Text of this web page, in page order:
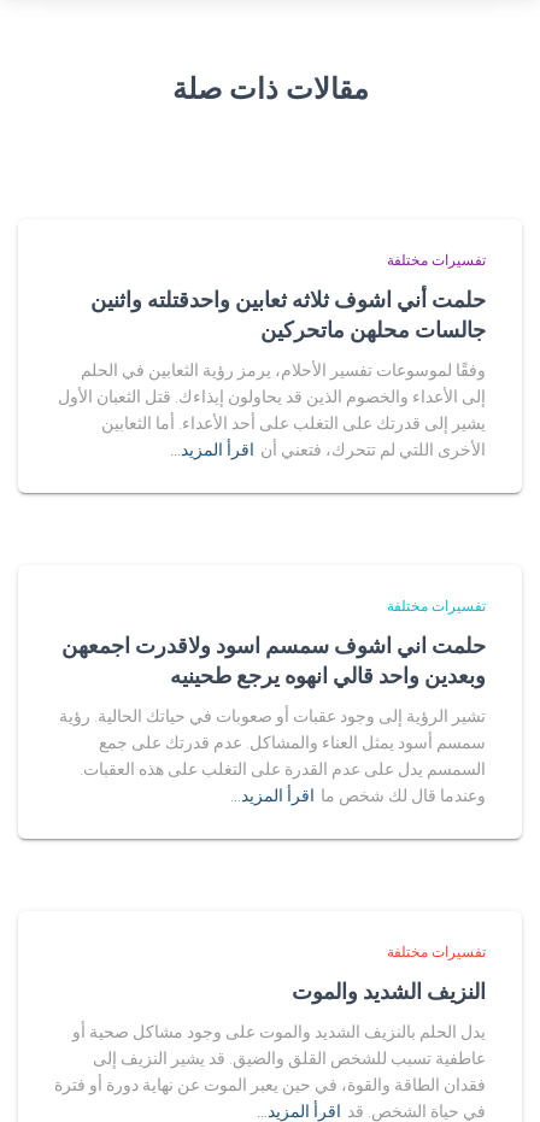
مقالات ذات صلة
تفسيرات مختلفة
حلمت أني اشوف ثلاثه ثعابين واحدقتلته واثنين
جالسات محلهن ماتحركين
وفقًا لموسوعات تفسير الأحلام، يرمز رؤية الثعابين في الحلم
إلى الأعداء والخصوم الذين قد يحاولون إيذاءك. قتل الثعبان الأول
يشير إلى قدرتك على التغلب على أحد الأعداء. أما الثعابين
الأخرى اللتي لم تتحرك، فتعني أن اقرأ المزيد…
تفسيرات مختلفة
حلمت اني اشوف سمسم اسود ولاقدرت اجمعهن
وبعدين واحد قالي انهوه يرجع طحينيه
تشير الرؤية إلى وجود عقبات أو صعوبات في حياتك الحالية. رؤية
سمسم أسود يمثل العناء والمشاكل. عدم قدرتك على جمع
السمسم يدل على عدم القدرة على التغلب على هذه العقبات.
وعندما قال لك شخص ما اقرأ المزيد…
تفسيرات مختلفة
النزيف الشديد والموت
يدل الحلم بالنزيف الشديد والموت على وجود مشاكل صحية أو
عاطفية تسبب للشخص القلق والضيق. قد يشير النزيف إلى
فقدان الطاقة والقوة، في حين يعبر الموت عن نهاية دورة أو فترة
في حياة الشخص. قد اقرأ المزيد…